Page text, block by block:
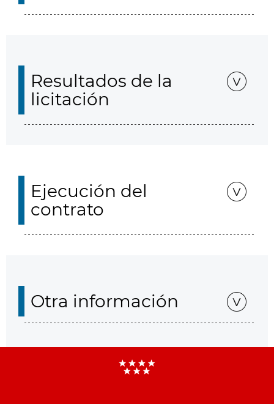
Resultados de la
licitación
Ejecución del
contrato
Otra información